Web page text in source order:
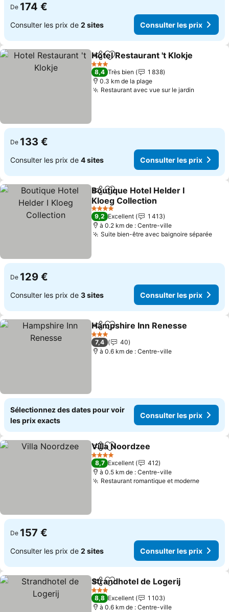
De 174 €
Consulter les prix de 2 sites Consulter les prix
PartagerAjouter à mes favoris
Hotel Restaurant 't Klokje
3 Étoiles
8,4 Très bien
1 838
0.3 km de la plage
Restaurant avec vue sur le jardin
De 133 €
Consulter les prix de 4 sites Consulter les prix
PartagerAjouter à mes favoris
Boutique Hotel Helder I
Kloeg Collection
Consulter les prix
4 Étoiles
9,2 Excellent
1 413
à 0.2 km de : Centre-ville
Suite bien-être avec baignoire séparée
De 129 €
Consulter les prix de 3 sites Consulter les prix
PartagerAjouter à mes favoris
Hampshire Inn Renesse
3 Étoiles
7,4
40
à 0.6 km de : Centre-ville
Sélectionnez des dates pour voir
les prix exacts
Consulter les prix
PartagerAjouter à mes favoris
Villa Noordzee
4 Étoiles
8,7 Excellent
412
à 0.5 km de : Centre-ville
Restaurant romantique et moderne
De 157 €
Consulter les prix de 2 sites Consulter les prix
PartagerAjouter à mes favoris
Strandhotel de Logerij
3 Étoiles
8,8 Excellent
1 103
à 0.6 km de : Centre-ville